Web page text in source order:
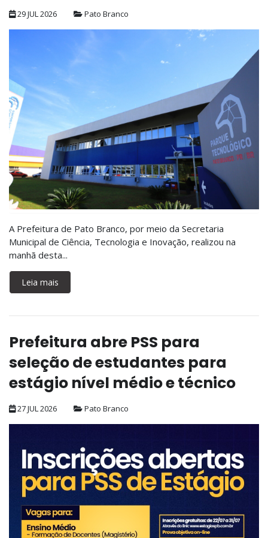
29 JUL 2026 Pato Branco
A Prefeitura de Pato Branco, por meio da Secretaria
Municipal de Ciência, Tecnologia e Inovação, realizou na
manhã desta...
Leia mais
Prefeitura abre PSS para
seleção de estudantes para
estágio nível médio e técnico
27 JUL 2026 Pato Branco